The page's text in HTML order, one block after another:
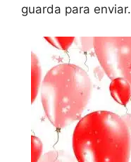
guarda para enviar.